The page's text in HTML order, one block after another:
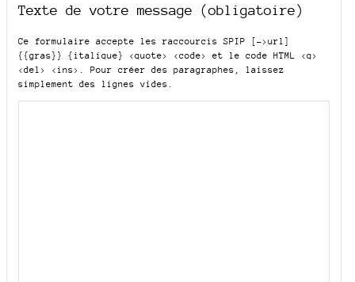
Texte de votre message (obligatoire)
Ce formulaire accepte les raccourcis SPIP
[->url]
{{gras}} {italique} <quote> <code>
et le code HTML <q>
<del> <ins>
. Pour créer des paragraphes, laissez
simplement des lignes vides.